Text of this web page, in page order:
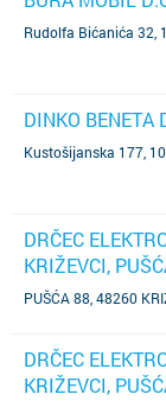
Rudolfa Bićanića 32,
DINKO BENETA
Kustošijanska 177,
DRČEC
KRIŽEVCI,
PUŠĆA 88, 48260
DRČEC
KRIŽEVCI,